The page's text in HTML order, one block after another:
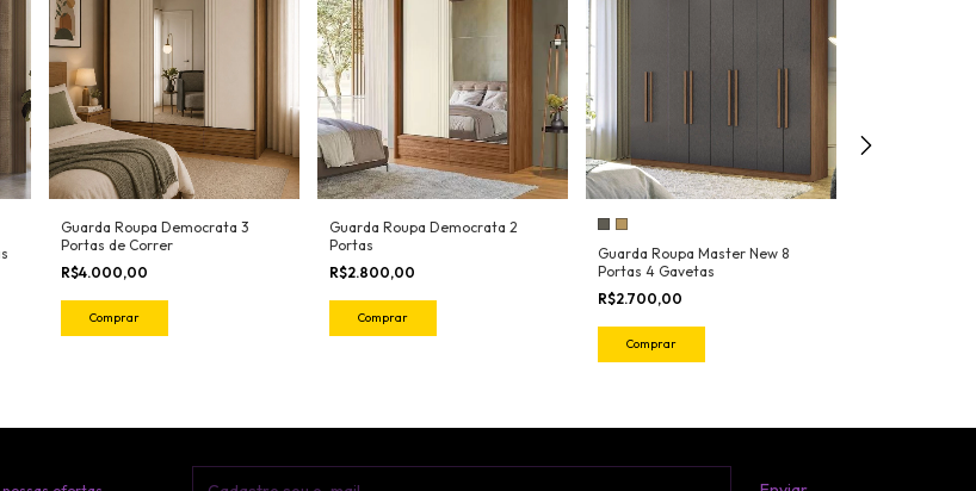
Guarda Roupa Democrata 3
Portas de Correr
R$4.000,00
Comprar
Guarda Roupa Democrata 2
Portas
R$2.800,00
Comprar
Guarda Roupa Master New 8
Portas 4 Gavetas
R$2.700,00
Comprar